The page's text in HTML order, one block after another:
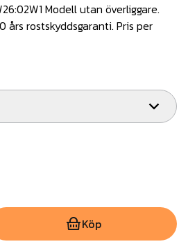
Modell utan överliggare.
års rostskyddsgaranti. Pris per
Köp